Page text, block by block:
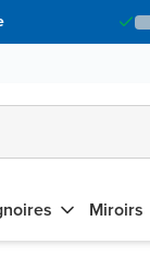
Miroirs